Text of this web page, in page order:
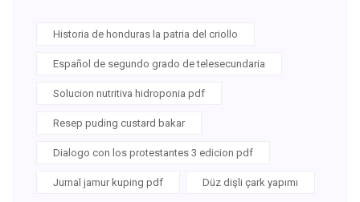
Historia de honduras la patria del criollo
Español de segundo grado de telesecundaria
Solucion nutritiva hidroponia pdf
Resep puding custard bakar
Dialogo con los protestantes 3 edicion pdf
Jurnal jamur kuping pdf Düz dişli çark yapımı